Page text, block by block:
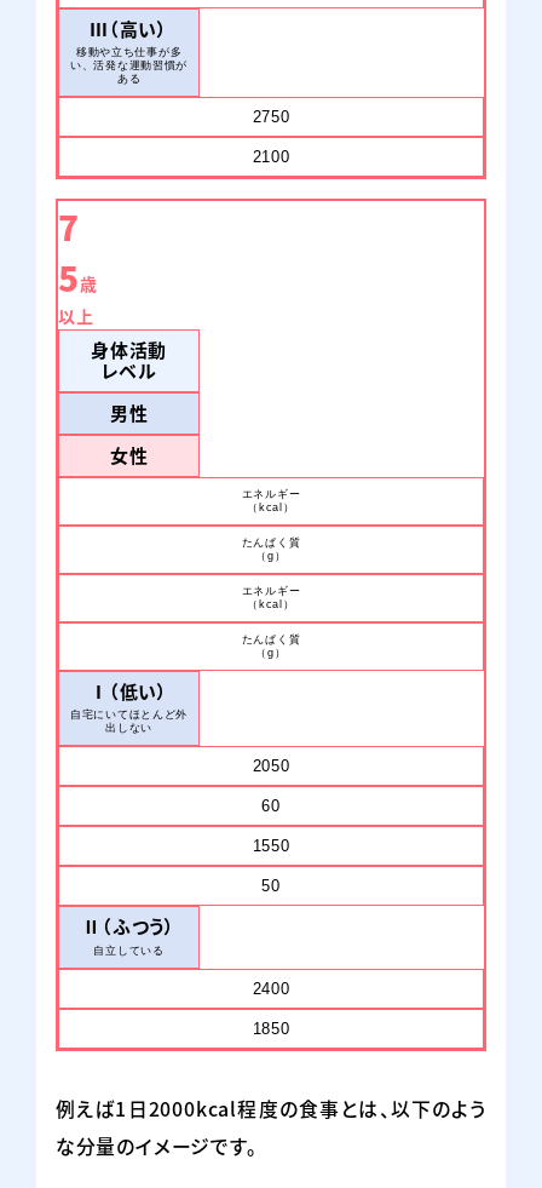
Ⅲ（高い）
移動や立ち仕事が多
い、活発な運動習慣が
ある
2750
2100
7
5歳
以上
身体活動
レベル
男性
女性
エネルギー
（kcal）
たんぱく質
（g）
エネルギー
（kcal）
たんぱく質
（g）
Ⅰ（低い）
自宅にいてほとんど外
出しない
2050
60
1550
50
Ⅱ（ふつう）
自立している
2400
1850
例えば1日2000kcal程度の食事とは、以下のよう
な分量のイメージです。
amazonで購入
ショッピングで購入
マーケットで購入
アイソカル® ゼリー たんぱくプラス
ネスレ ヘルスサイエンスオンラインショップで購入
ショッピングで購入
マーケットで購入